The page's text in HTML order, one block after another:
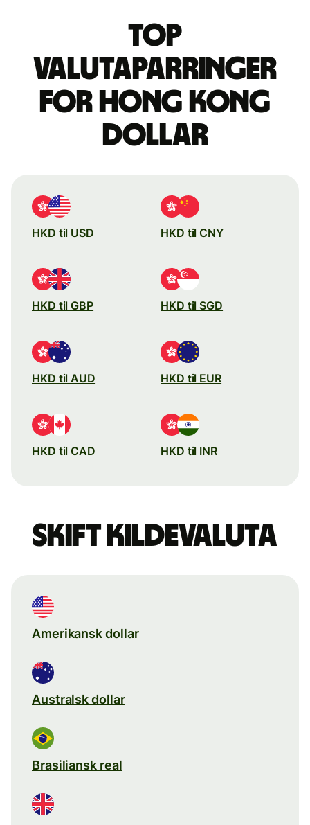
Top
valutaparringer
for hong kong
dollar
HKD til USD HKD til CNY
HKD til GBP HKD til SGD
HKD til AUD HKD til EUR
HKD til CAD HKD til INR
Skift kildevaluta
Amerikansk dollar
Australsk dollar
Brasiliansk real